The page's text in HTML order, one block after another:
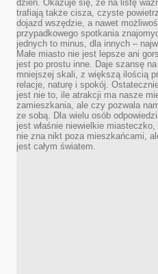
dzień. Okazuje się, że na listę
trafiają także cisza, czyste
dojazd wszędzie, a nawet
przypadkowego spotkania
jednych to minus, dla innych –
Małe miasto nie jest lepsze ani
jest po prostu inne. Daje szansę
mniejszej skali, z większą ilością
relacje, naturę i spokój.
jest nie to, ile atrakcji ma nasze
zamieszkania, ale czy pozwala
ze sobą. Dla wielu osób
jest właśnie niewielkie
nie zna nikt poza mieszkańcami,
jest całym światem.